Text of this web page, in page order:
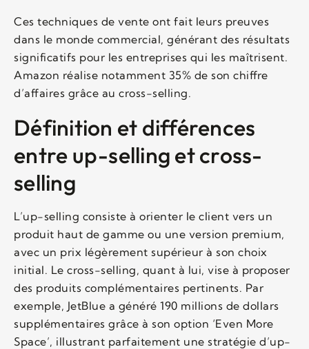
Ces techniques de vente ont fait leurs preuves
dans le monde commercial, générant des résultats
significatifs pour les entreprises qui les maîtrisent.
Amazon réalise notamment 35% de son chiffre
d’affaires grâce au cross-selling.
Définition et différences
entre up-selling et cross-
selling
L’up-selling consiste à orienter le client vers un
produit haut de gamme ou une version premium,
avec un prix légèrement supérieur à son choix
initial. Le cross-selling, quant à lui, vise à proposer
des produits complémentaires pertinents. Par
exemple, JetBlue a généré 190 millions de dollars
supplémentaires grâce à son option ‘Even More
Space’, illustrant parfaitement une stratégie d’up-